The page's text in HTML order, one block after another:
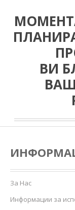
ВИ
За Нас
Информации за